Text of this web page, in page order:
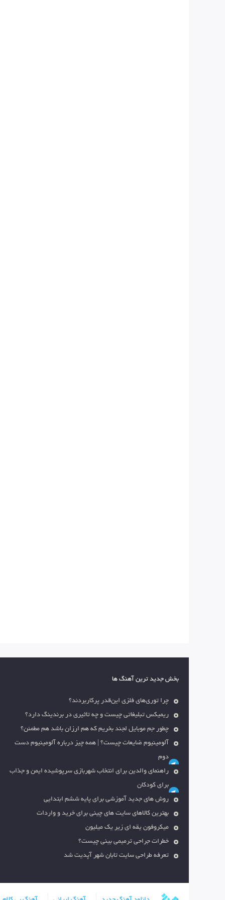
بخش جدید ترین آهنگ ها
چرا توری‌های فلزی این‌قدر پرکاربردند؟
ریمیکس تبلیغاتی چیست و چه تاثیری در برندینگ دارد؟
چطور جم موبایل لجند بخریم که هم ارزان باشد هم مطمئن؟
آلومینیوم ضایعات چیست؟ | همه چیز درباره آلومینیوم دست
دوم
راهنمای والدین برای انتخاب شهربازی سرپوشیده ایمن و جذاب
برای کودکان
روش های جدید آموزشی برای پایه ششم ابتدایی
بهترین کالاهای سایت های چینی برای خرید و واردات
میکروفون یقه ای زیر یک میلیون
خطرات جراحی ترمیمی بینی چیست؟
تعرفه طراحی سایت تابان شهر آپدیت شد